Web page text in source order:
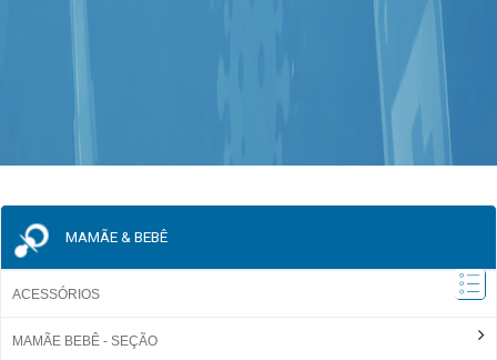
MAMÃE & BEBÊ
ACESSÓRIOS
MAMÃE BEBÊ - SEÇÃO